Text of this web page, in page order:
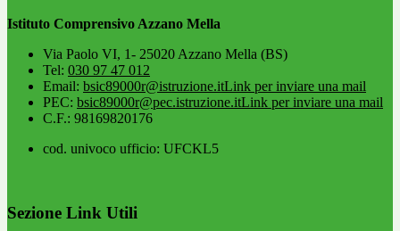
Istituto Comprensivo Azzano Mella
Via Paolo VI, 1- 25020 Azzano Mella (BS)
Tel: 030 97 47 012
Email: bsic89000r@istruzione.itLink per inviare una mail
PEC: bsic89000r@pec.istruzione.itLink per inviare una mail
C.F.: 98169820176
cod. univoco ufficio: UFCKL5
Sezione Link Utili